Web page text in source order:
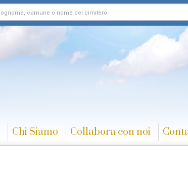
Chi Siamo Collabora con noi